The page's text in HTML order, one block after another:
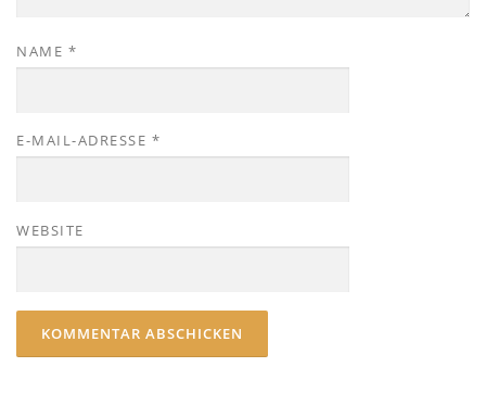
NAME *
E-MAIL-ADRESSE *
WEBSITE